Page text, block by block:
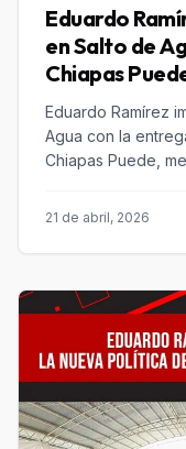
Eduardo
en Salto de
Chiapas
Eduardo Ramírez
Agua con la
Chiapas Puede,
21 de abril, 2026